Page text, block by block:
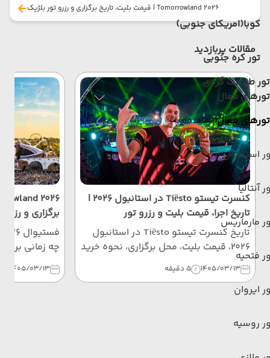
کوبا(امریکای جنوبی)
تور کره جنوبی
تور طبیعت گردی
تورهای فعال
تورهای فعال(مشاهده همه)
استانبول
آنتالیا
مارماریس
فتحیه
ایروان
روسیه
Tomorrowland 2026 | قیمت بلیت، تاریخ برگزاری و رزرو تور بلژیک
مقالات پربازدید
کنسرت تیستو Tiësto در استانبول 2026 |
تاریخ اجرا، قیمت بلیت و رزرو تور
تاریخ کنسرت تیستو Tiësto در استانبول
2026، قیمت بلیت، محل برگزاری، نحوه خرید
بلیت و راهنمای کامل رزرو تور استانبول
بخوانید.
1405/03/13 5 دقیقه
برگزاری و
چه زمانی
1405/03/13